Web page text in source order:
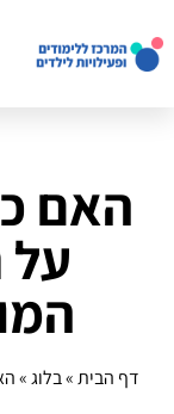
האם
על
דף הבית»בלוג»